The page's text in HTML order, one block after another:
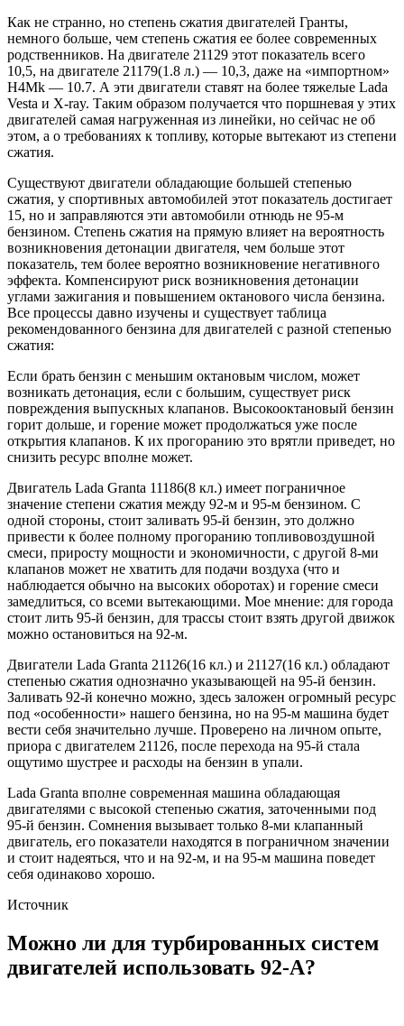
Как не странно, но степень сжатия двигателей Гранты,
немного больше, чем степень сжатия ее более современных
родственников. На двигателе 21129 этот показатель всего
10,5, на двигателе 21179(1.8 л.) — 10,3, даже на «импортном»
H4Mk — 10.7. А эти двигатели ставят на более тяжелые Lada
Vesta и X-ray. Таким образом получается что поршневая у этих
двигателей самая нагруженная из линейки, но сейчас не об
этом, а о требованиях к топливу, которые вытекают из степени
сжатия.
Существуют двигатели обладающие большей степенью
сжатия, у спортивных автомобилей этот показатель достигает
15, но и заправляются эти автомобили отнюдь не 95-м
бензином. Степень сжатия на прямую влияет на вероятность
возникновения детонации двигателя, чем больше этот
показатель, тем более вероятно возникновение негативного
эффекта. Компенсируют риск возникновения детонации
углами зажигания и повышением октанового числа бензина.
Все процессы давно изучены и существует таблица
рекомендованного бензина для двигателей с разной степенью
сжатия:
Если брать бензин с меньшим октановым числом, может
возникать детонация, если с большим, существует риск
повреждения выпускных клапанов. Высокооктановый бензин
горит дольше, и горение может продолжаться уже после
открытия клапанов. К их прогоранию это врятли приведет, но
снизить ресурс вполне может.
Двигатель Lada Granta 11186(8 кл.) имеет пограничное
значение степени сжатия между 92-м и 95-м бензином. С
одной стороны, стоит заливать 95-й бензин, это должно
привести к более полному прогоранию топливовоздушной
смеси, приросту мощности и экономичности, с другой 8-ми
клапанов может не хватить для подачи воздуха (что и
наблюдается обычно на высоких оборотах) и горение смеси
замедлиться, со всеми вытекающими. Мое мнение: для города
стоит лить 95-й бензин, для трассы стоит взять другой движок
можно остановиться на 92-м.
Двигатели Lada Granta 21126(16 кл.) и 21127(16 кл.) обладают
степенью сжатия однозначно указывающей на 95-й бензин.
Заливать 92-й конечно можно, здесь заложен огромный ресурс
под «особенности» нашего бензина, но на 95-м машина будет
вести себя значительно лучше. Проверено на личном опыте,
приора с двигателем 21126, после перехода на 95-й стала
ощутимо шустрее и расходы на бензин в упали.
Lada Granta вполне современная машина обладающая
двигателями с высокой степенью сжатия, заточенными под
95-й бензин. Сомнения вызывает только 8-ми клапанный
двигатель, его показатели находятся в пограничном значении
и стоит надеяться, что и на 92-м, и на 95-м машина поведет
себя одинаково хорошо.
Источник
Можно ли для турбированных систем
двигателей использовать 92-А?